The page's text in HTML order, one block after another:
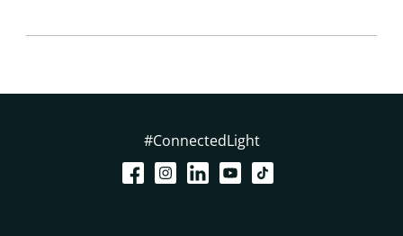
#ConnectedLight